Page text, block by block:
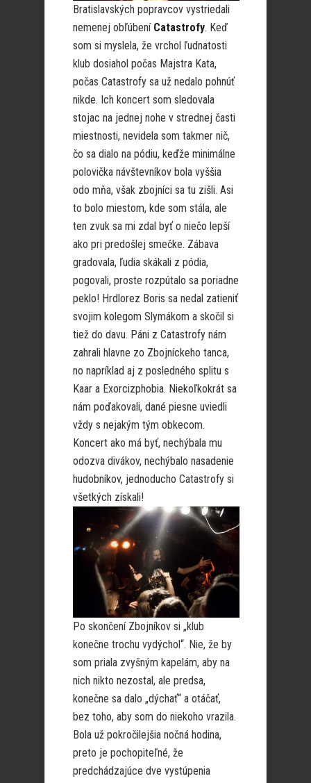
Bratislavských popravcov vystriedali
nemenej obľúbení Catastrofy. Keď
som si myslela, že vrchol ľudnatosti
klub dosiahol počas Majstra Kata,
počas Catastrofy sa už nedalo pohnúť
nikde. Ich koncert som sledovala
stojac na jednej nohe v strednej časti
miestnosti, nevidela som takmer nič,
čo sa dialo na pódiu, keďže minimálne
polovička návštevníkov bola vyššia
odo mňa, však zbojníci sa tu zišli. Asi
to bolo miestom, kde som stála, ale
ten zvuk sa mi zdal byť o niečo lepší
ako pri predošlej smečke. Zábava
gradovala, ľudia skákali z pódia,
pogovali, proste rozpútalo sa poriadne
peklo! Hrdlorez Boris sa nedal zatieniť
svojim kolegom Slymákom a skočil si
tiež do davu. Páni z Catastrofy nám
zahrali hlavne zo Zbojníckeho tanca,
no napríklad aj z posledného splitu s
Kaar a Exorcizphobia. Niekoľkokrát sa
nám poďakovali, dané piesne uviedli
vždy s nejakým tým obkecom.
Koncert ako má byť, nechýbala mu
odozva divákov, nechýbalo nasadenie
hudobníkov, jednoducho Catastrofy si
všetkých získali!
Po skončení Zbojníkov si „klub
konečne trochu vydýchol“. Nie, že by
som priala zvyšným kapelám, aby na
nich nikto nezostal, ale predsa,
konečne sa dalo „dýchať“ a otáčať,
bez toho, aby som do niekoho vrazila.
Bola už pokročilejšia nočná hodina,
preto je pochopiteľné, že
predchádzajúce dve vystúpenia